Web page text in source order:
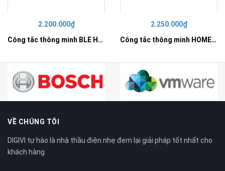
2.200.000₫
Công tắc thông minh BLE HOMEGY 3 nút NL kính phẳng
2.250.000₫
Công tắc thông minh HOMEGY BLE 4 nút NL kính phẳng
VỀ CHÚNG TÔI
DIGIVI tự hào là nhà thầu điện nhẹ đem lại giải pháp tốt nhất cho
khách hàng